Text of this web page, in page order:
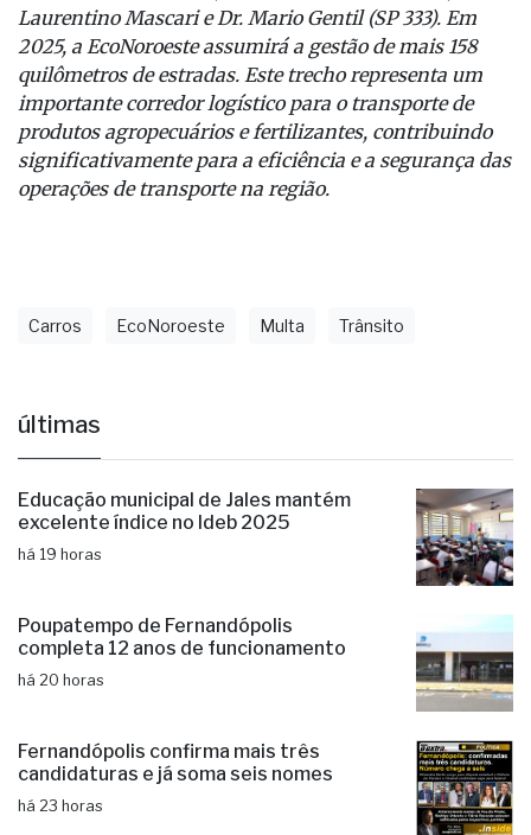
Laurentino Mascari e Dr. Mario Gentil (SP 333). Em
2025, a EcoNoroeste assumirá a gestão de mais 158
quilômetros de estradas. Este trecho representa um
importante corredor logístico para o transporte de
produtos agropecuários e fertilizantes, contribuindo
significativamente para a eficiência e a segurança das
operações de transporte na região.
Carros EcoNoroeste Multa Trânsito
últimas
Educação municipal de Jales mantém
excelente índice no Ideb 2025
há 19 horas
Poupatempo de Fernandópolis
completa 12 anos de funcionamento
há 20 horas
Fernandópolis confirma mais três
candidaturas e já soma seis nomes
há 23 horas